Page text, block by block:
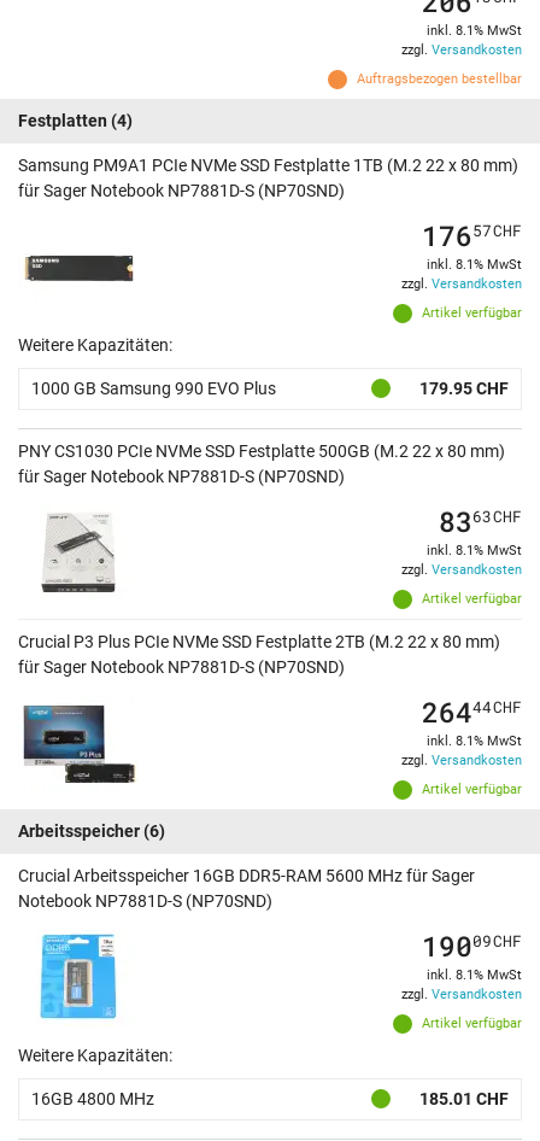
Auftragsbezogen bestellbar
inkl. 8.1% MwSt
zzgl. Versandkosten
Festplatten (4)
Samsung PM9A1 PCIe NVMe SSD Festplatte 1TB (M.2 22 x 80 mm)
für Sager Notebook NP7881D-S (NP70SND)
Artikel verfügbar
17657CHF
inkl. 8.1% MwSt
zzgl. Versandkosten
Weitere Kapazitäten:
1000 GB Samsung 990 EVO Plus 179.95 CHF
PNY CS1030 PCIe NVMe SSD Festplatte 500GB (M.2 22 x 80 mm)
für Sager Notebook NP7881D-S (NP70SND)
Artikel verfügbar
8363CHF
inkl. 8.1% MwSt
zzgl. Versandkosten
Crucial P3 Plus PCIe NVMe SSD Festplatte 2TB (M.2 22 x 80 mm)
für Sager Notebook NP7881D-S (NP70SND)
Artikel verfügbar
26444CHF
inkl. 8.1% MwSt
zzgl. Versandkosten
Arbeitsspeicher(6)
Crucial Arbeitsspeicher 16GB DDR5-RAM 5600 MHz für Sager
Notebook NP7881D-S (NP70SND)
Artikel verfügbar
19009CHF
inkl. 8.1% MwSt
zzgl. Versandkosten
Weitere Kapazitäten:
16GB 4800 MHz 185.01 CHF